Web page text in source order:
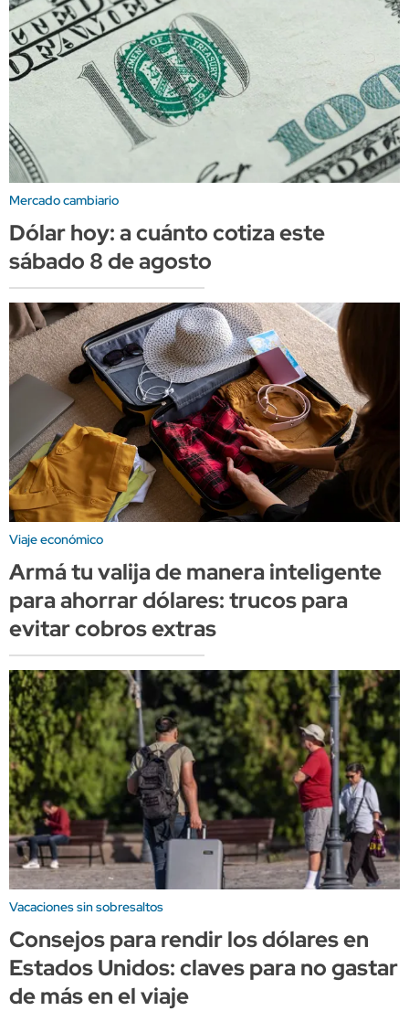
Mercado cambiario
Dólar hoy: a cuánto cotiza este
sábado 8 de agosto
Viaje económico
Armá tu valija de manera inteligente
para ahorrar dólares: trucos para
evitar cobros extras
Vacaciones sin sobresaltos
Consejos para rendir los dólares en
Estados Unidos: claves para no gastar
de más en el viaje